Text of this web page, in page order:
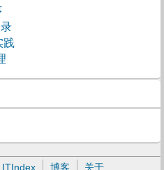
践
ITIndex 博客 关于